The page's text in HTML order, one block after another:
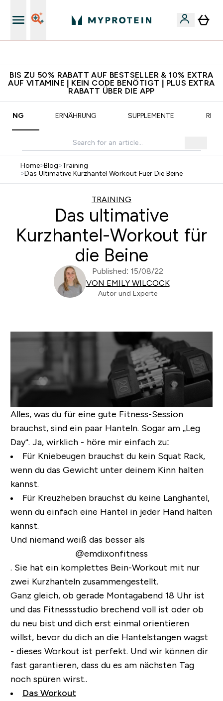
BIS ZU 50% RABATT AUF BESTSELLER & 10% EXTRA
AUF VITAMINE | KEIN CODE BENÖTIGT | PLUS EXTRA
RABATT ÜBER DIE APP
ERNÄHRUNG SUPPLEMENTE
Home>Blog>Training
>Das Ultimative Kurzhantel Workout Fuer Die Beine
TRAINING
Das ultimative
Kurzhantel-Workout für
die Beine
Published: 15/08/22
VON EMILY WILCOCK
Autor und Experte
Alles, was du für eine gute Fitness-Session
brauchst, sind ein paar Hanteln. Sogar am „Leg
Day“. Ja, wirklich - höre mir einfach zu:
Für Kniebeugen brauchst du kein Squat Rack,
wenn du das Gewicht unter deinem Kinn halten
kannst.
Für Kreuzheben brauchst du keine Langhantel,
wenn du einfach eine Hantel in jeder Hand halten
kannst.
Und niemand weiß das besser als
@emdixonfitness
. Sie hat ein komplettes Bein-Workout mit nur
zwei Kurzhanteln zusammengestellt.
Ganz gleich, ob gerade Montagabend 18 Uhr ist
und das Fitnessstudio brechend voll ist oder ob
du neu bist und dich erst einmal orientieren
willst, bevor du dich an die Hantelstangen wagst
- dieses Workout ist perfekt. Und wir können dir
fast garantieren, dass du es am nächsten Tag
noch spüren wirst..
Das Workout